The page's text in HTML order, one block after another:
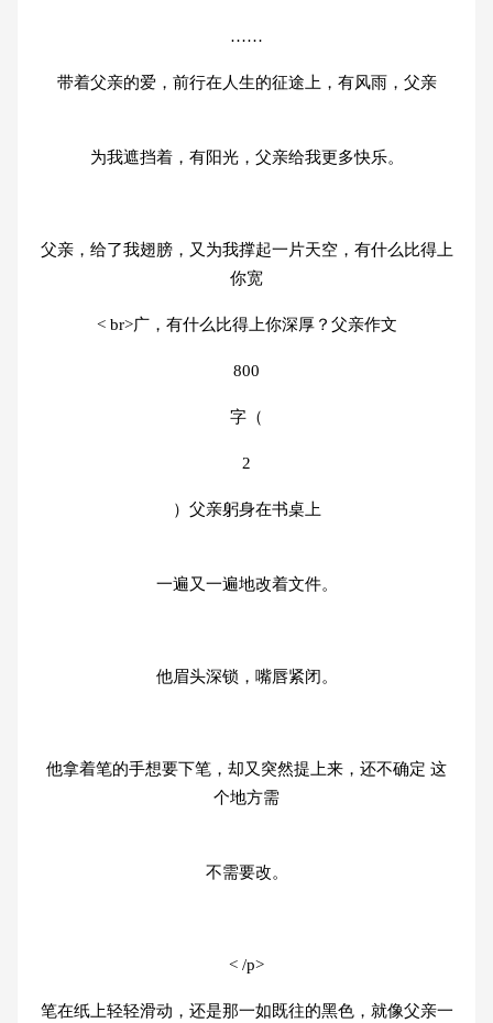
……
带着父亲的爱，前行在人生的征途上，有风雨，父亲
为我遮挡着，有阳光，父亲给我更多快乐。
父亲，给了我翅膀，又为我撑起一片天空，有什么比得上
你宽
< br>广，有什么比得上你深厚？父亲作文
800
字（
2
）父亲躬身在书桌上
一遍又一遍地改着文件。
他眉头深锁，嘴唇紧闭。
他拿着笔的手想要下笔，却又突然提上来，还不确定 这
个地方需
不需要改。
< /p>
笔在纸上轻轻滑动，还是那一如既往的黑色，就像父亲一